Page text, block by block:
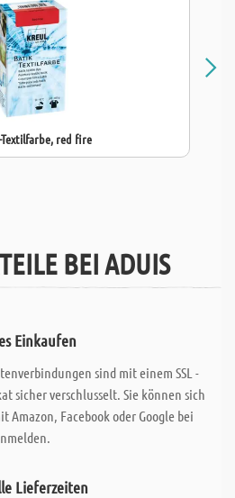
red fire
BEI ADUIS
Einkaufen
sind mit einem SSL -
sicher verschlusselt. Sie können sich
Amazon, Facebook oder Google bei
Lieferzeiten